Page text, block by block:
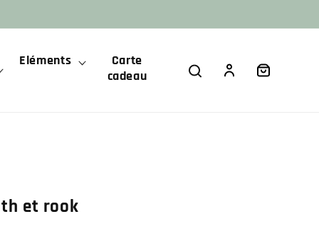
Eléments
Carte
cadeau
ConnexionPanier
et rook